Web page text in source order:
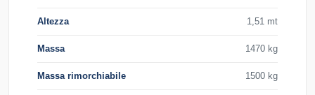
Altezza 1,51 mt
Massa 1470 kg
Massa rimorchiabile 1500 kg